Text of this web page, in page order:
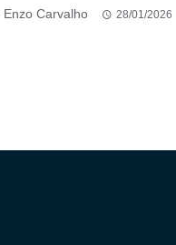
Enzo Carvalho 28/01/2026